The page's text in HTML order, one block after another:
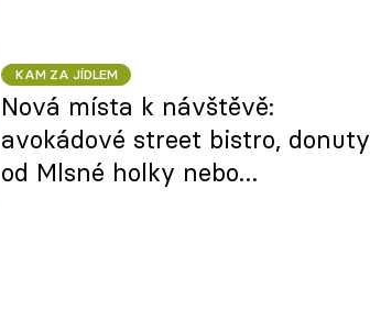
KAM ZA JÍDLEM
Nová místa k návštěvě:
avokádové street bistro, donuty
od Mlsné holky nebo